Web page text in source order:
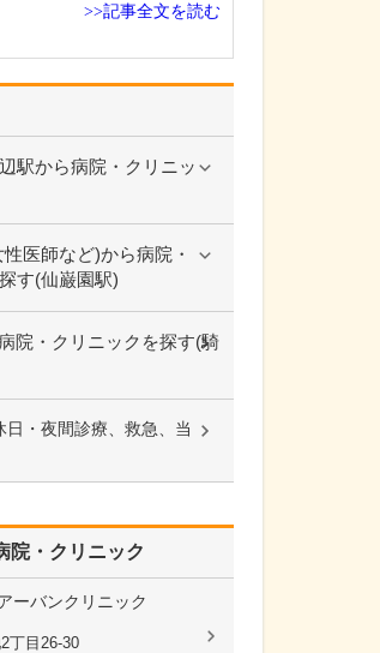
駅から病院・クリニッ
医師など)から病院・
す(仙巌園駅)
院・クリニックを探す(騎
日・夜間診療、救急、当
院・クリニック
ーバンクリニック
丁目26-30
>>記事全文を読む